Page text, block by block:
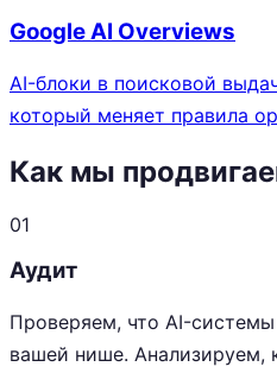
Google AI Overviews
AI-блоки в поисковой
который меняет правила
Как мы
01
Аудит
Проверяем, что AI-
вашей нише. Анализируем,